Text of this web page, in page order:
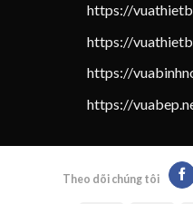
https://
https://
https://
https://
Theo dõi chúng tôi